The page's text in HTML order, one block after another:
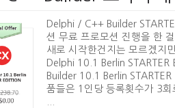
Delphi / C++ Builder
션 무료 프로모션 진행을 한
새로 시작한건지는 모르겠지
Delphi 10.1 Berlin
Builder 10.1 Berlin
품들은 1인당 등록횟수가 3